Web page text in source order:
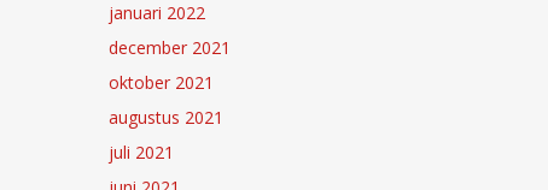
januari 2022
december 2021
oktober 2021
augustus 2021
juli 2021